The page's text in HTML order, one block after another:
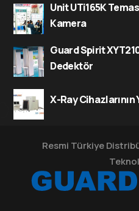
Unit UTi165K
Kamera
Guard Spirit
Dedektör
X-Ray Cihazlarının
Resmi Türkiye